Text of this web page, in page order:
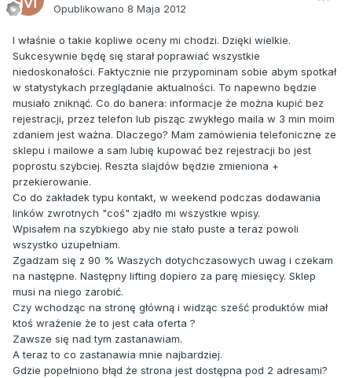
Opublikowano 8 Maja 2012
I właśnie o takie kopliwe oceny mi chodzi. Dzięki wielkie.
Sukcesywnie będę się starał poprawiać wszystkie
niedoskonałości. Faktycznie nie przypominam sobie abym spotkał
w statystykach przeglądanie aktualności. To napewno będzie
musiało zniknąć. Co do banera: informacje że można kupić bez
rejestracji, przez telefon lub pisząc zwykłego maila w 3 min moim
zdaniem jest ważna. Dlaczego? Mam zamówienia telefoniczne ze
sklepu i mailowe a sam lubię kupować bez rejestracji bo jest
poprostu szybciej. Reszta slajdów będzie zmieniona +
przekierowanie.
Co do zakładek typu kontakt, w weekend podczas dodawania
linków zwrotnych "coś" zjadło mi wszystkie wpisy.
Wpisałem na szybkiego aby nie stało puste a teraz powoli
wszystko uzupełniam.
Zgadzam się z 90 % Waszych dotychczasowych uwag i czekam
na następne. Następny lifting dopiero za parę miesięcy. Sklep
musi na niego zarobić.
Czy wchodząc na stronę główną i widząc sześć produktów miał
ktoś wrażenie że to jest cała oferta ?
Zawsze się nad tym zastanawiam.
A teraz to co zastanawia mnie najbardziej.
Gdzie popełniono błąd że strona jest dostępna pod 2 adresami?